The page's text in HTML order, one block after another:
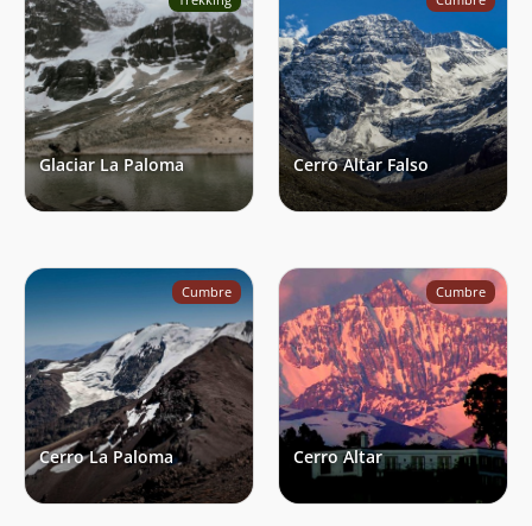
Referencias
Turrel, M. (2019).
El hombre que descifró los
glaciares: Louis Lliboutry. Ed. Aguas Andinas –
Universidad de Chile, p.291.
Cereceda, F., Ruggeri, M., Vidal, V., Ruiz, L., Fu, J.
(2022).Understanding the role of anthropogenic
emissions in glaciers retreat in the central Andes of
Chile
. Environmental Research.Vol. 214, Part 1
Glaciar La Paloma Cerro Altar Falso
Cumbre
Cerro La Paloma
Cumbre
Cerro Altar